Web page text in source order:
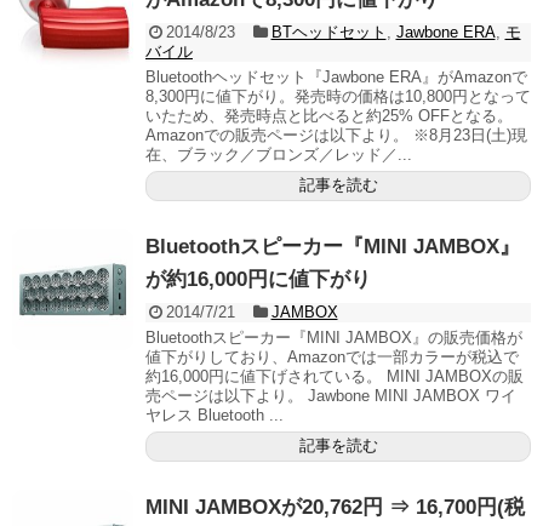
2014/8/23 BTヘッドセット Jawbone ERA, モ
バイル
Bluetoothヘッドセット『Jawbone ERA』がAmazonで
8,300円に値下がり。発売時の価格は10,800円となって
いたため、発売時点と比べると約25% OFFとなる。
Amazonでの販売ページは以下より。 ※8月23日(土)現
在、ブラック／ブロンズ／レッド／...
記事を読む
Bluetoothスピーカー『MINI JAMBOX』
が約16,000円に値下がり
2014/7/21
JAMBOX
Bluetoothスピーカー『MINI JAMBOX』の販売価格が
値下がりしており、Amazonでは一部カラーが税込で
約16,000円に値下げされている。 MINI JAMBOXの販
売ページは以下より。 Jawbone MINI JAMBOX ワイ
ヤレス Bluetooth ...
記事を読む
MINI JAMBOXが20,762円 ⇒ 16,700円(税